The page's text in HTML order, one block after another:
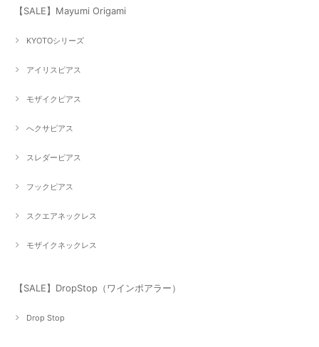
【SALE】Mayumi Origami
KYOTOシリーズ
アイリスピアス
モザイクピアス
へクサピアス
スレダーピアス
フックピアス
スクエアネックレス
モザイクネックレス
【SALE】DropStop（ワインポアラー）
Drop Stop